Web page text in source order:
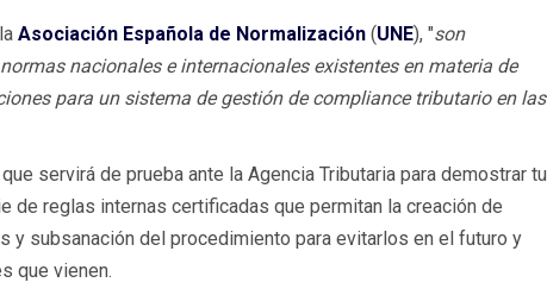
Asociación Española de Normalización (UNE), "son
nacionales e internacionales existentes en materia de
para un sistema de gestión de compliance tributario en las
servirá de prueba ante la Agencia Tributaria para demostrar tu
de reglas internas certificadas que permitan la creación de
y subsanación del procedimiento para evitarlos en el futuro y
que vienen.